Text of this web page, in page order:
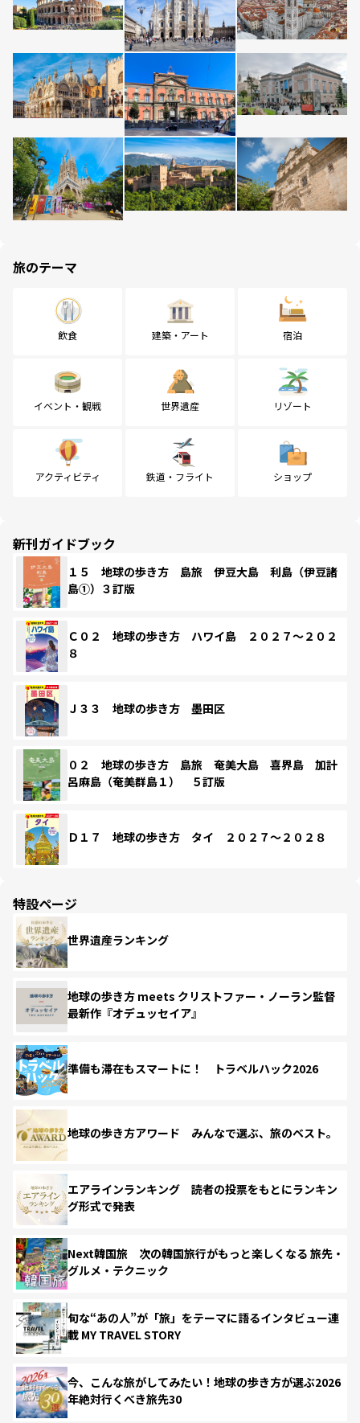
旅のテーマ
飲食 建築・アート 宿泊
イベント・観戦 世界遺産 リゾート
アクティビティ 鉄道・フライト ショップ
新刊ガイドブック
１５ 地球の歩き方 島旅 伊豆大島 利島（伊豆諸
島①）３訂版
Ｃ０２ 地球の歩き方 ハワイ島 ２０２７～２０２
８
Ｊ３３ 地球の歩き方 墨田区
０２ 地球の歩き方 島旅 奄美大島 喜界島 加計
呂麻島（奄美群島１） ５訂版
Ｄ１７ 地球の歩き方 タイ ２０２７～２０２８
特設ページ
世界遺産ランキング
地球の歩き方 meets クリストファー・ノーラン監督
最新作『オデュッセイア』
準備も滞在もスマートに！ トラベルハック2026
地球の歩き方アワード みんなで選ぶ、旅のベスト。
エアラインランキング 読者の投票をもとにランキン
グ形式で発表
Next韓国旅 次の韓国旅行がもっと楽しくなる 旅先・
グルメ・テクニック
旬な“あの人”が「旅」をテーマに語るインタビュー連
載 MY TRAVEL STORY
今、こんな旅がしてみたい！地球の歩き方が選ぶ2026
年絶対行くべき旅先30